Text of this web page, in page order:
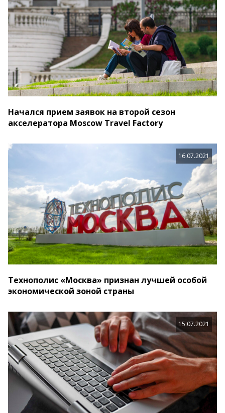
Начался прием заявок на второй сезон
акселератора Moscow Travel Factory
16.07.2021
Технополис «Москва» признан лучшей особой
экономической зоной страны
15.07.2021